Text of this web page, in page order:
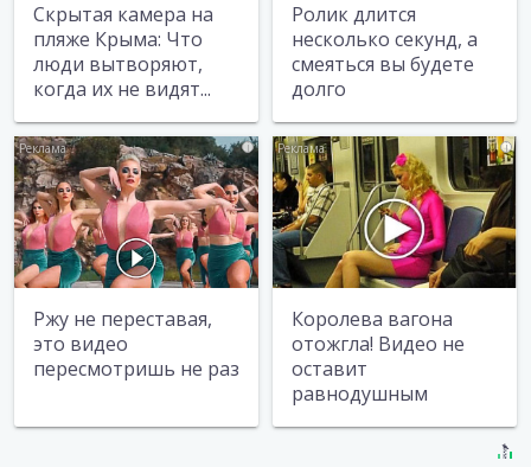
Скрытая камера на
пляже Крыма: Что
люди вытворяют,
когда их не видят...
Ролик длится
несколько секунд, а
смеяться вы будете
долго
i
Ржу не переставая,
это видео
пересмотришь не раз
i
Королева вагона
отожгла! Видео не
оставит
равнодушным